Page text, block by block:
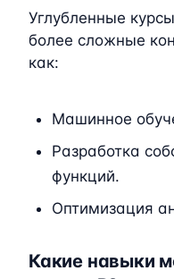
Углубленные
более сложные
как:
Машинное
Разработка
функций.
Оптимизация
Какие навыки